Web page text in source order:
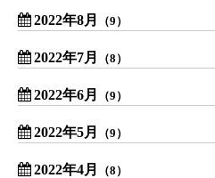
2022年8月 （9）
2022年7月 （8）
2022年6月 （9）
2022年5月 （9）
2022年4月 （8）